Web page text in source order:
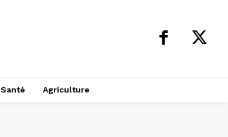
Santé Agriculture